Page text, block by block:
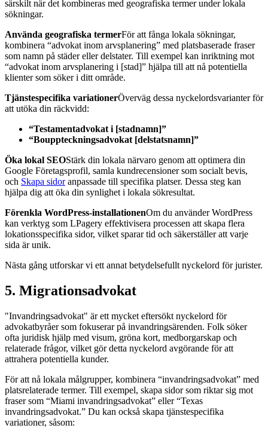
särskilt när det kombineras med geografiska termer under lokala
sökningar.
Använda geografiska termerFör att fånga lokala sökningar,
kombinera “advokat inom arvsplanering” med platsbaserade fraser
som namn på städer eller delstater. Till exempel kan inriktning mot
“advokat inom arvsplanering i [stad]” hjälpa till att nå potentiella
klienter som söker i ditt område.
Tjänstespecifika variationerÖverväg dessa nyckelordsvarianter för
att utöka din räckvidd:
“Testamentadvokat i [stadnamn]”
“Bouppteckningsadvokat [delstatsnamn]”
Öka lokal SEOStärk din lokala närvaro genom att optimera din
Google Företagsprofil, samla kundrecensioner som socialt bevis,
och Skapa sidoranpassade till specifika platser. Dessa steg kan
hjälpa dig att öka din synlighet i lokala sökresultat.
Förenkla WordPress-installationenOm du använder WordPress
kan verktyg som LPagery effektivisera processen att skapa flera
lokationsspecifika sidor, vilket sparar tid och säkerställer att varje
sida är unik.
Nästa gång utforskar vi ett annat betydelsefullt nyckelord för jurister.
5. Migrationsadvokat
"Invandringsadvokat" är ett mycket eftersökt nyckelord för
advokatbyråer som fokuserar på invandringsärenden. Folk söker
ofta juridisk hjälp med visum, gröna kort, medborgarskap och
relaterade frågor, vilket gör detta nyckelord avgörande för att
attrahera potentiella kunder.
För att nå lokala målgrupper, kombinera “invandringsadvokat” med
platsrelaterade termer. Till exempel, skapa sidor som riktar sig mot
fraser som “Miami invandringsadvokat” eller “Texas
invandringsadvokat.” Du kan också skapa tjänstespecifika
variationer, såsom: